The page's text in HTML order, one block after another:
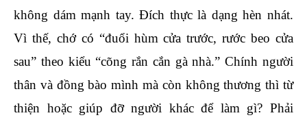
không dám mạnh tay. Đích thực là dạng hèn nhát.
Vì thế, chớ có “đuổi hùm cửa trước, rước beo cửa
sau” theo kiểu “cõng rắn cắn gà nhà.” Chính người
thân và đồng bào mình mà còn không thương thì từ
thiện hoặc giúp đỡ người khác để làm gì? Phải